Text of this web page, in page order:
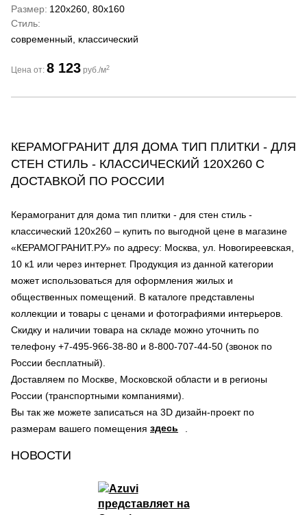
Размер 120x260, 80x160
Стиль
современный, классический
Цена от: 8 123 руб./м2
КЕРАМОГРАНИТ ДЛЯ ДОМА ТИП ПЛИТКИ - ДЛЯ
СТЕН СТИЛЬ - КЛАССИЧЕСКИЙ 120Х260 С
ДОСТАВКОЙ ПО РОССИИ
Керамогранит для дома тип плитки - для стен стиль -
классический 120х260 – купить по выгодной цене в магазине
«КЕРАМОГРАНИТ.РУ» по адресу: Москва, ул. Новогиреевская,
10 к1 или через интернет. Продукция из данной категории
может использоваться для оформления жилых и
общественных помещений. В каталоге представлены
коллекции и товары с ценами и фотографиями интерьеров.
Скидку и наличии товара на складе можно уточнить по
телефону +7-495-966-38-80 и 8-800-707-44-50 (звонок по
России бесплатный).
Доставляем по Москве, Московской области и в регионы
России (транспортными компаниями).
Вы так же можете записаться на 3D дизайн-проект по
размерам вашего помещения здесь
НОВОСТИ